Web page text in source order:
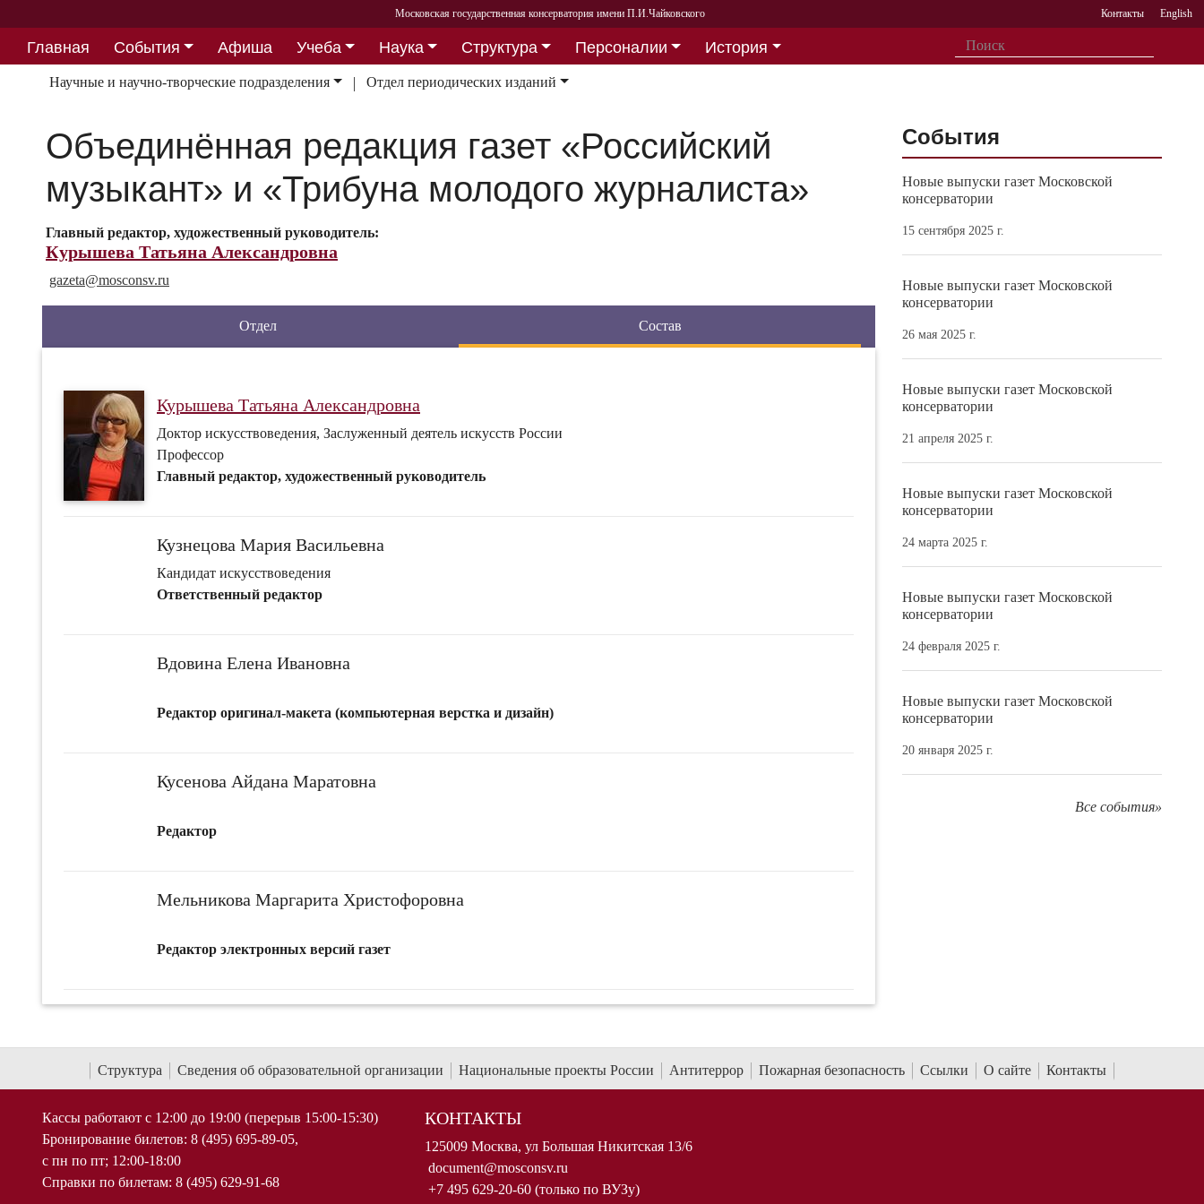
Московская государственная консерватория имени П.И.Чайковского Контакты English
Главная События Афиша Учеба Наука Структура Персоналии
История
Партнерство
Научные и научно-творческие подразделения Отдел периодических изданий
Объединённая редакция газет «Российский
музыкант» и «Трибуна молодого журналиста»
Главный редактор, художественный руководитель:
Курышева Татьяна Александровна
gazeta@mosconsv.ru
Отдел Состав
Курышева Татьяна Александровна
Доктор искусствоведения, Заслуженный деятель искусств России
Профессор
Главный редактор, художественный руководитель
Кузнецова Мария Васильевна
Кандидат искусствоведения
Ответственный редактор
Вдовина Елена Ивановна
Редактор оригинал-макета (компьютерная верстка и дизайн)
Кусенова Айдана Маратовна
Редактор
Мельникова Маргарита Христофоровна
Редактор электронных версий газет
События
Новые выпуски газет Московской
консерватории
15 сентября 2025 г.
Новые выпуски газет Московской
консерватории
26 мая 2025 г.
Новые выпуски газет Московской
консерватории
21 апреля 2025 г.
Новые выпуски газет Московской
консерватории
24 марта 2025 г.
Новые выпуски газет Московской
консерватории
24 февраля 2025 г.
Новые выпуски газет Московской
консерватории
20 января 2025 г.
Все события»
Структура Сведения об образовательной организации Национальные проекты России Антитеррор Пожарная безопасность Ссылки О сайте Контакты
Кассы работают с 12:00 до 19:00 (перерыв 15:00-15:30)
Бронирование билетов: 8 (495) 695-89-05,
с пн по пт; 12:00-18:00
Справки по билетам: 8 (495) 629-91-68
КОНТАКТЫ
125009 Москва, ул Большая Никитская 13/6
document@mosconsv.ru
+7 495 629-20-60 (только по ВУЗу)